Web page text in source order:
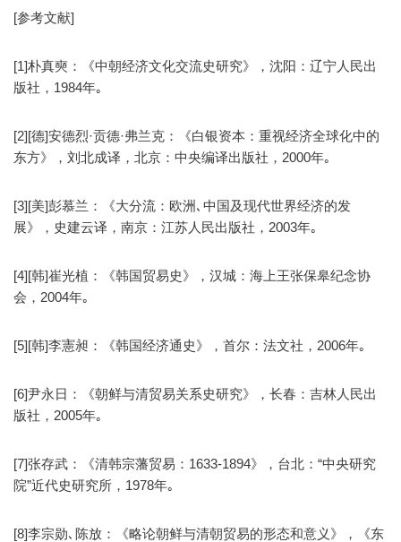
[参考文献]
[1]朴真奭：《中朝经济文化交流史研究》，沈阳：辽宁人民出
版社，1984年｡
[2][德]安德烈·贡德·弗兰克：《白银资本：重视经济全球化中的
东方》，刘北成译，北京：中央编译出版社，2000年｡
[3][美]彭慕兰：《大分流：欧洲､中国及现代世界经济的发
展》，史建云译，南京：江苏人民出版社，2003年｡
[4][韩]崔光植：《韩国贸易史》，汉城：海上王张保皋纪念协
会，2004年｡
[5][韩]李憲昶：《韩国经济通史》，首尔：法文社，2006年｡
[6]尹永日：《朝鲜与清贸易关系史研究》，长春：吉林人民出
版社，2005年｡
[7]张存武：《清韩宗藩贸易：1633-1894》，台北：“中央研究
院”近代史研究所，1978年｡
[8]李宗勋､陈放：《略论朝鲜与清朝贸易的形态和意义》，《东